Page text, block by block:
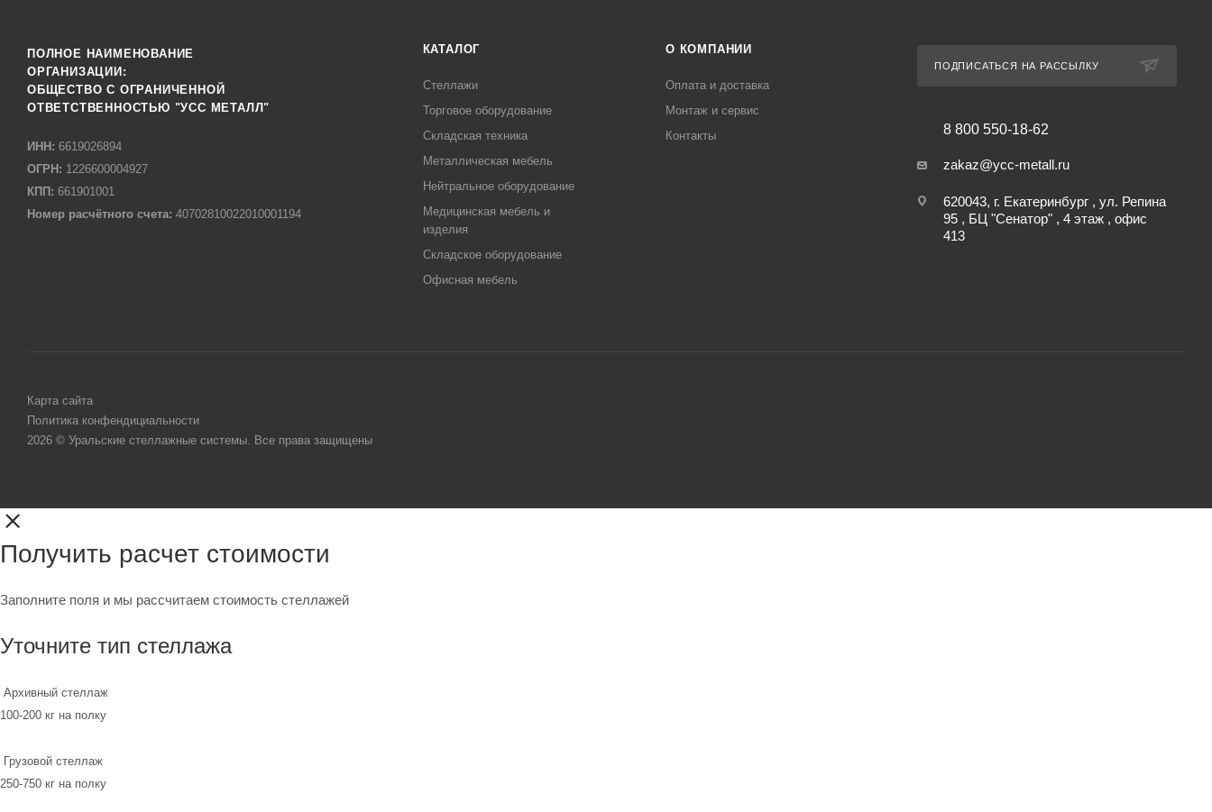
ПОЛНОЕ НАИМЕНОВАНИЕ
ОРГАНИЗАЦИИ:
ОБЩЕСТВО С ОГРАНИЧЕННОЙ
ОТВЕТСТВЕННОСТЬЮ "УСС МЕТАЛЛ"
ИНН: 6619026894
ОГРН: 1226600004927
КПП: 661901001
Номер расчётного счета: 40702810022010001194
КАТАЛОГ
Стеллажи
Торговое оборудование
Складская техника
Металлическая мебель
Нейтральное оборудование
Медицинская мебель и
изделия
Складское оборудование
Офисная мебель
О КОМПАНИИ
Оплата и доставка
Монтаж и сервис
Контакты
ПОДПИСАТЬСЯ НА РАССЫЛКУ
8 800 550-18-62
zakaz@ycc-metall.ru
620043, г. Екатеринбург , ул. Репина
95 , БЦ "Сенатор" , 4 этаж , офис
413
Карта сайта
Политика конфендициальности
2026 © Уральские стеллажные системы. Все права защищены
Получить расчет стоимости
Заполните поля и мы рассчитаем стоимость стеллажей
Уточните тип стеллажа
Архивный стеллаж
100-200 кг на полку
Грузовой стеллаж
250-750 кг на полку